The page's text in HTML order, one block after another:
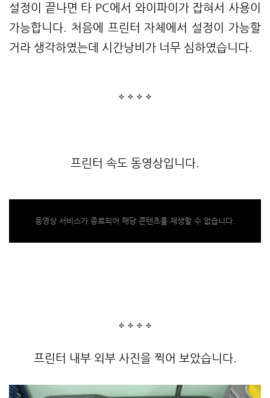
설정이 끝나면 타 PC에서 와이파이가 잡혀서 사용이
가능합니다. 처음에 프린터 자체에서 설정이 가능할
거라 생각하였는데 시간낭비가 너무 심하였습니다.
프린터 속도 동영상입니다.
동영상 서비스가 종료되어 해당 콘텐츠를 재생할 수 없습니다.
프린터 내부 외부 사진을 찍어 보았습니다.